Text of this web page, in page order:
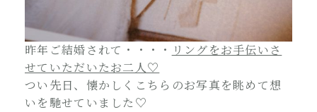
昨年ご結婚されて・・・・ リングをお手伝いさ
せていただいたお二人♡
つい先日、懐かしくこちらのお写真を眺めて想
いを馳せていました♡